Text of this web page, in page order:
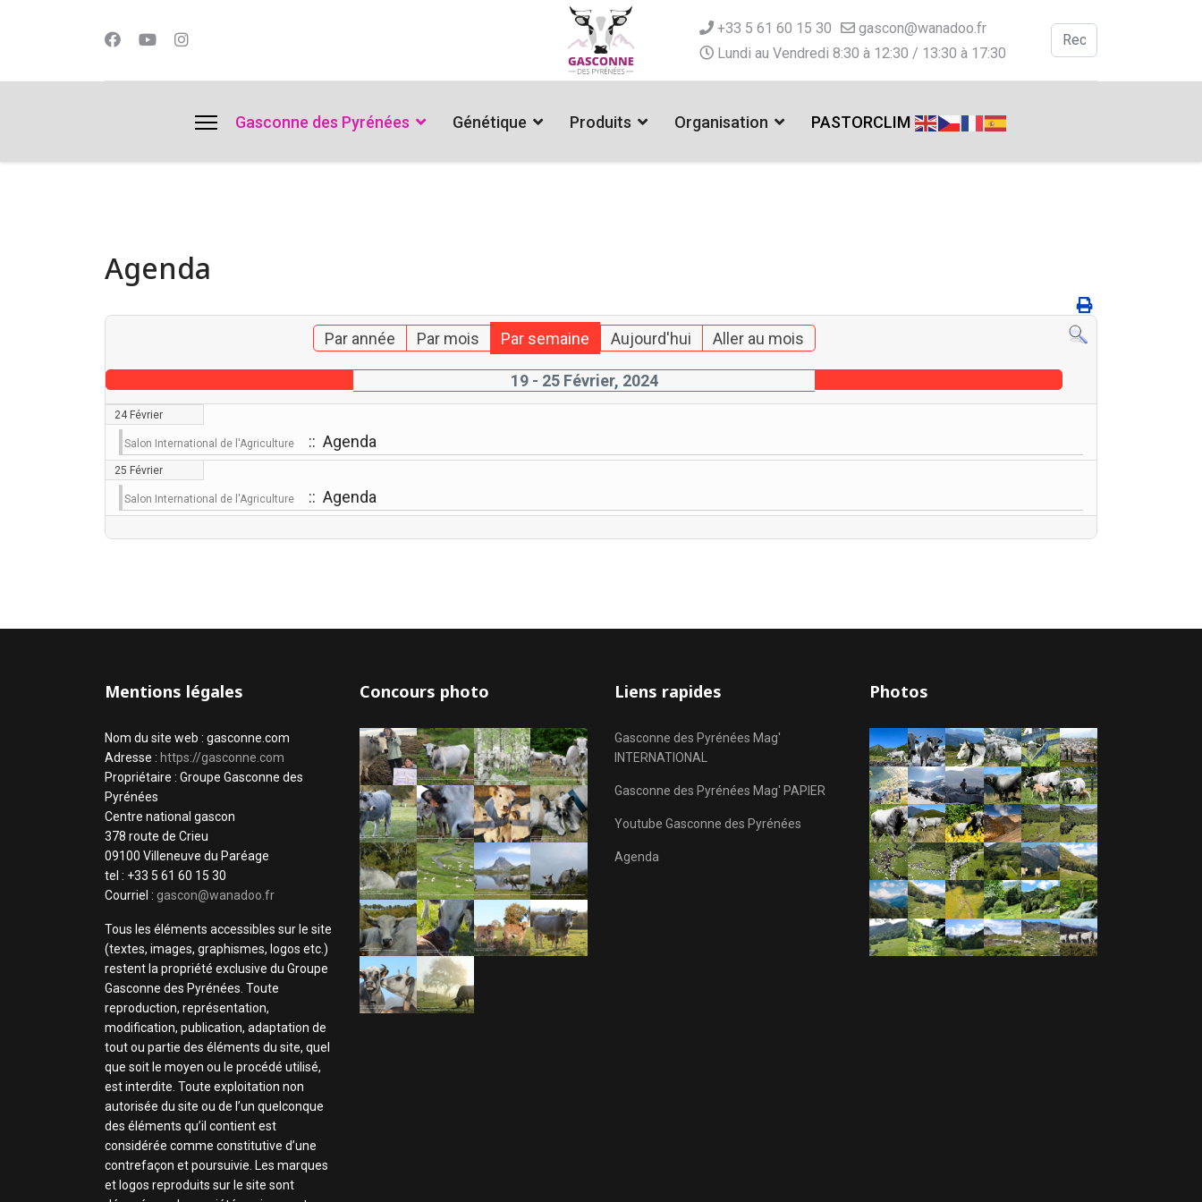
+33 5 61 60 15 30
gascon@wanadoo.fr
Lundi au Vendredi 8:30 à 12:30 / 13:30 à 17:30
Valider
Gasconne des Pyrénées Génétique Produits Organisation PASTORCLIM
Agenda
Par année Par mois Par semaine Aujourd'hui Aller au mois
19 - 25 Février, 2024
24 Février
Salon International de l'Agriculture :: Agenda
25 Février
Salon International de l'Agriculture :: Agenda
Mentions légales
Nom du site web : gasconne.com
Adresse : https://gasconne.com
Propriétaire : Groupe Gasconne des
Pyrénées
Centre national gascon
378 route de Crieu
09100 Villeneuve du Paréage
tel : +33 5 61 60 15 30
Courriel : gascon@wanadoo.fr
Tous les éléments accessibles sur le site
(textes, images, graphismes, logos etc.)
restent la propriété exclusive du Groupe
Gasconne des Pyrénées. Toute
reproduction, représentation,
modification, publication, adaptation de
tout ou partie des éléments du site, quel
que soit le moyen ou le procédé utilisé,
est interdite. Toute exploitation non
autorisée du site ou de l’un quelconque
des éléments qu’il contient est
considérée comme constitutive d’une
contrefaçon et poursuivie. Les marques
et logos reproduits sur le site sont
Concours photo Liens rapides
Gasconne des Pyrénées Mag'
INTERNATIONAL
Gasconne des Pyrénées Mag' PAPIER
Youtube Gasconne des Pyrénées
Agenda
Photos